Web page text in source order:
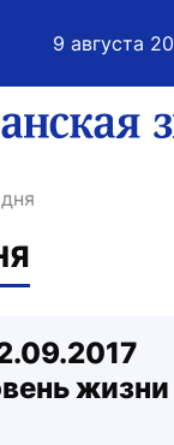
9 августа
ссылка на
жизни